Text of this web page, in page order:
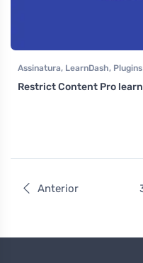
Assinatura, LearnDash, Plugins
Restrict Content Pro
Anterior